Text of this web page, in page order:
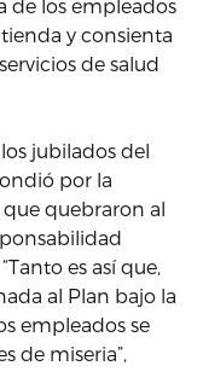
de los empleados
y consienta
de salud
jubilados del
por la
quebraron al
es así que,
al Plan bajo la
empleados se
de miseria”,